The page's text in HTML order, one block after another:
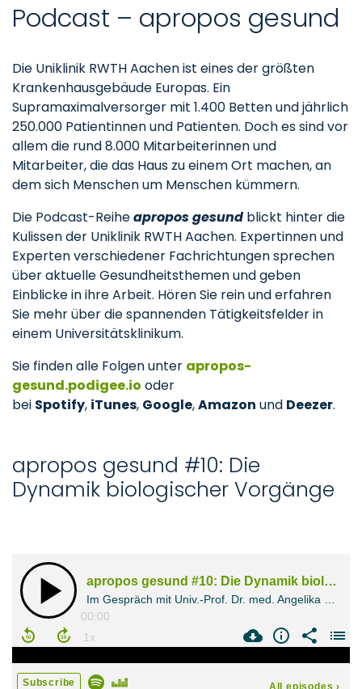
Podcast – apropos gesund
Die Uniklinik RWTH Aachen ist eines der größten
Krankenhausgebäude Europas. Ein
Supramaximalversorger mit 1.400 Betten und jährlich
250.000 Patientinnen und Patienten. Doch es sind vor
allem die rund 8.000 Mitarbeiterinnen und
Mitarbeiter, die das Haus zu einem Ort machen, an
dem sich Menschen um Menschen kümmern.
Die Podcast-Reiheapropos gesund blickt hinter die
Kulissen der Uniklinik RWTH Aachen. Expertinnen und
Experten verschiedener Fachrichtungen sprechen
über aktuelle Gesundheitsthemen und geben
Einblicke in ihre Arbeit. Hören Sie rein und erfahren
Sie mehr über die spannenden Tätigkeitsfelder in
einem Universitätsklinikum.
Sie finden alle Folgen unter apropos-
gesund.podigee.io oder
bei Spotify, iTunes, Google,Amazon und Deezer.
apropos gesund #10: Die
Dynamik biologischer Vorgänge